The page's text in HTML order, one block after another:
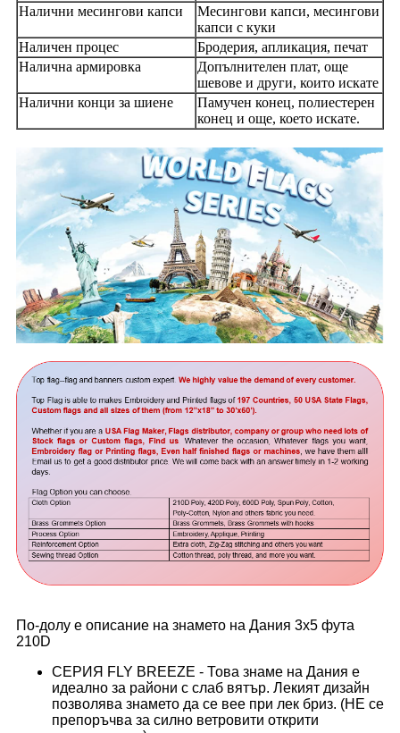
Налични месингови капси
Месингови капси, месингови
капси с куки
Наличен процес
Бродерия, апликация, печат
Налична армировка
Допълнителен плат, още
шевове и други, които искате
Налични конци за шиене
Памучен конец, полиестерен
конец и още, което искате.
По-долу е описание на знамето на Дания 3x5 фута
210D
СЕРИЯ FLY BREEZE - Това знаме на Дания е
идеално за райони с слаб вятър. Лекият дизайн
позволява знамето да се вее при лек бриз. (НЕ се
препоръчва за силно ветровити открити